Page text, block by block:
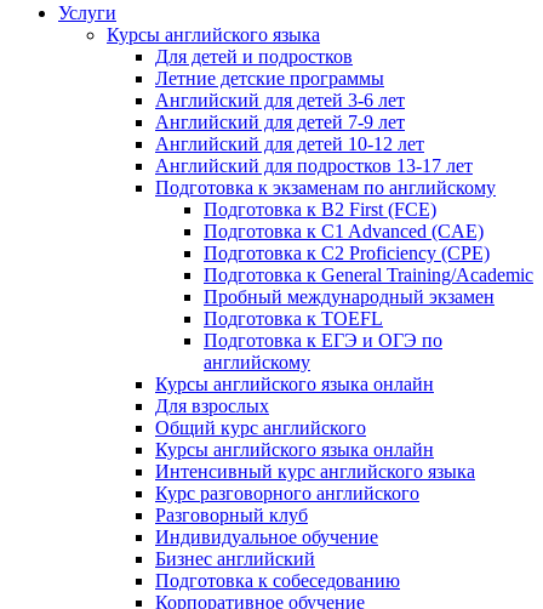
Услуги
Курсы английского языка
Для детей и подростков
Летние детские программы
Английский для детей 3-6 лет
Английский для детей 7-9 лет
Английский для детей 10-12 лет
Английский для подростков 13-17 лет
Подготовка к экзаменам по английскому
Подготовка к B2 First (FCE)
Подготовка к C1 Advanced (CAE)
Подготовка к C2 Proficiency (CPE)
Подготовка к General Training/Academic
Пробный международный экзамен
Подготовка к TOEFL
Подготовка к ЕГЭ и ОГЭ по
английскому
Курсы английского языка онлайн
Для взрослых
Общий курс английского
Курсы английского языка онлайн
Интенсивный курс английского языка
Курс разговорного английского
Разговорный клуб
Индивидуальное обучение
Бизнес английский
Подготовка к собеседованию
Корпоративное обучение